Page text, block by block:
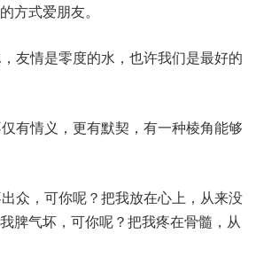
方式爱朋友。
友情是零度的水，也许我们是最好的
有情义，更有默契，有一种棱角能够
众，可你呢？把我放在心上，从来没
脾气坏，可你呢？把我疼在骨髓，从